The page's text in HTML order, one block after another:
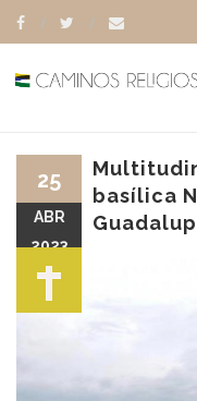
basílica
25
ABR
2023